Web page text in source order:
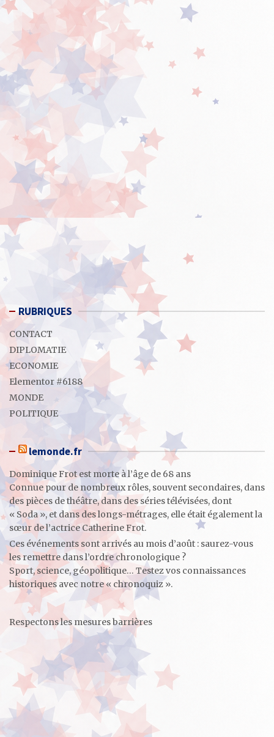
RUBRIQUES
CONTACT
DIPLOMATIE
ECONOMIE
Elementor #6188
MONDE
POLITIQUE
lemonde.fr
Dominique Frot est morte à l’âge de 68 ans
Connue pour de nombreux rôles, souvent secondaires, dans
des pièces de théâtre, dans des séries télévisées, dont
« Soda », et dans des longs-métrages, elle était également la
sœur de l’actrice Catherine Frot.
Ces événements sont arrivés au mois d’août : saurez-vous
les remettre dans l’ordre chronologique ?
Sport, science, géopolitique… Testez vos connaissances
historiques avec notre « chronoquiz ».
Respectons les mesures barrières